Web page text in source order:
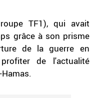
TF1), qui avait
grâce à son prisme
de la guerre en
de l'actualité